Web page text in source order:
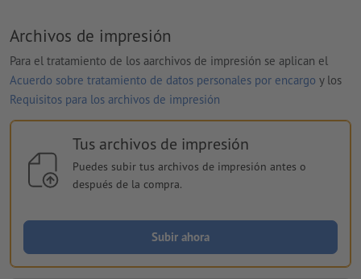
Archivos de impresión
Para el tratamiento de los aarchivos de impresión se aplican el
Acuerdo sobre tratamiento de datos personales por encargo y los
Requisitos para los archivos de impresión
Tus archivos de impresión
Puedes subir tus archivos de impresión antes o
después de la compra.
Subir ahora